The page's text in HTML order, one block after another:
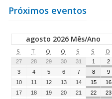
Próximos eventos
agosto 2026 Mês/Ano
S T Q Q S S D
27 28 29 30 31 1
2
3
4 5 6 7 8
9
10
11 12 13 14 15
16
17
18 19 20 21 22
23